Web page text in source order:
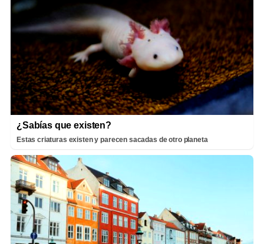
¿Sabías que existen?
Estas criaturas existen y parecen sacadas de otro planeta